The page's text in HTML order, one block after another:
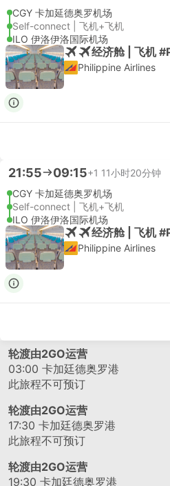
CGY 卡加延德奥罗机场
Self-connect | 飞机+飞机
ILO 伊洛伊洛国际机场
经济舱 | 飞机
Philippine Airlines
21:55 09:15+1 11小时20分钟
CGY 卡加延德奥罗机场
Self-connect | 飞机+飞机
ILO 伊洛伊洛国际机场
经济舱 | 飞机
Philippine Airlines
轮渡由2GO运营
03:00 卡加廷德奥罗港
此旅程不可预订
轮渡由2GO运营
17:30 卡加廷德奥罗港
此旅程不可预订
轮渡由2GO运营
19:30 卡加廷德奥罗港